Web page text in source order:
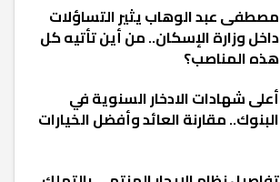
مصطفى عبد الوهاب يثير التساؤلات
داخل وزارة الإسكان.. من أين تأتيه كل
هذه المناصب؟
أعلى شهادات الادخار السنوية في
البنوك.. مقارنة العائد وأفضل الخيارات